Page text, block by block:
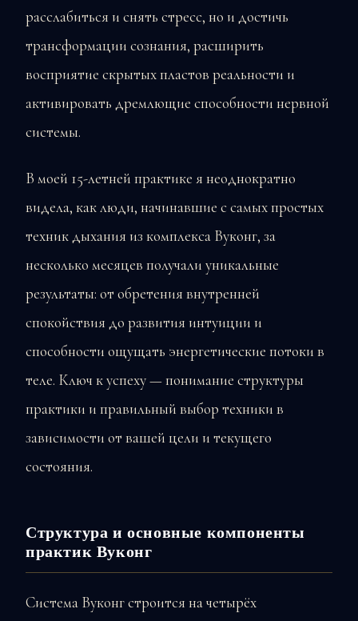
расслабиться и снять стресс, но и достичь
трансформации сознания, расширить
восприятие скрытых пластов реальности и
активировать дремлющие способности нервной
системы.
В моей 15-летней практике я неоднократно
видела, как люди, начинавшие с самых простых
техник дыхания из комплекса Вуконг, за
несколько месяцев получали уникальные
результаты: от обретения внутренней
спокойствия до развития интуиции и
способности ощущать энергетические потоки в
теле. Ключ к успеху — понимание структуры
практики и правильный выбор техники в
зависимости от вашей цели и текущего
состояния.
Структура и основные компоненты
практик Вуконг
Система Вуконг строится на четырёх